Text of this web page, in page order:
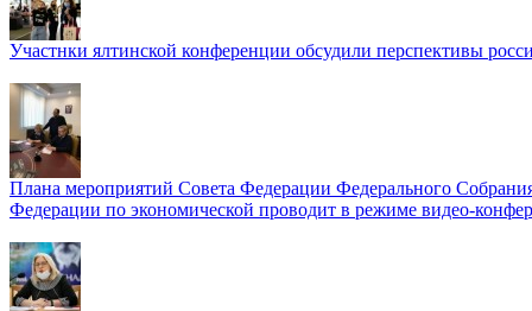
Участнки ялтинской конференции обсудили перспективы
Плана мероприятий Совета Федерации Федерального
Федерации по экономической проводит в режиме видео-